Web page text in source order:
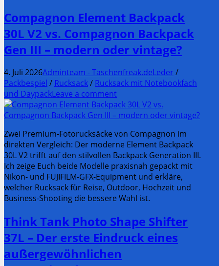
Compagnon Element Backpack
30L V2 vs. Compagnon Backpack
Gen III – modern oder vintage?
4. Juli 2026Adminteam - Taschenfreak.deLeder /
Packbespiel / Rucksack/ Rucksack mit Notebookfach
und DaypackLeave a comment
Zwei Premium-Fotorucksäcke von Compagnon im
direkten Vergleich: Der moderne Element Backpack
30L V2 trifft auf den stilvollen Backpack Generation III.
Ich zeige Euch beide Modelle praxisnah gepackt mit
Nikon- und FUJIFILM-GFX-Equipment und erkläre,
welcher Rucksack für Reise, Outdoor, Hochzeit und
Business-Shooting die bessere Wahl ist.
Think Tank Photo Shape Shifter
37L – Der erste Eindruck eines
außergewöhnlichen